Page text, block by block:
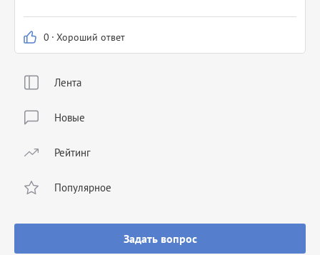
Лента
Новые
Рейтинг
Популярное
Задать вопрос
0 · Хороший ответ